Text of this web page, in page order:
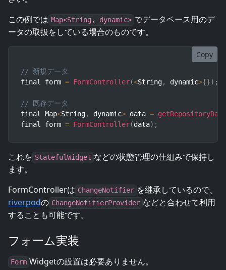
この例では Map<String, dynamic> でデータベース用のデ
ータの取扱をしている場合のものです。
Copy
// 新規データ
final form = FormController(<String, dynamic>{}) ;
// 既存データ
final Map<String, dynamic> data = getRepositoryData
final form = FormController(data) ;
これを StatefulWidget などの状態管理の仕組みで保持し
ます。
FormControllerは ChangeNotifier を継承しているので、
riverpodの ChangeNotifierProvider などと合わせて利用
することも可能です。
フォーム実装
Form Widgetの設置は必要ありません。